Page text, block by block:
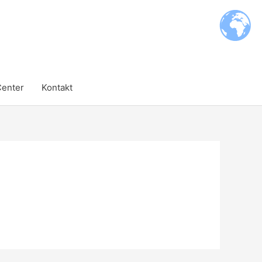
Kontakt